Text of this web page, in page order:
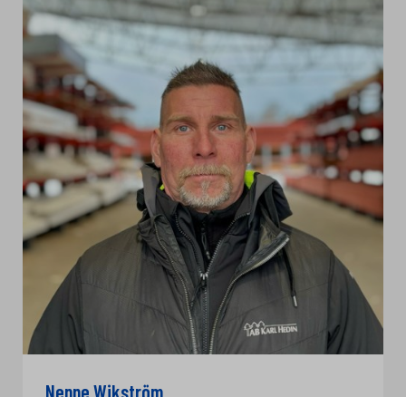
Nenne Wikström